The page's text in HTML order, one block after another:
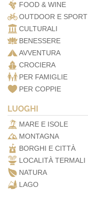
FOOD & WINE
OUTDOOR E SPORT
CULTURALI
BENESSERE
AVVENTURA
CROCIERA
PER FAMIGLIE
PER COPPIE
LUOGHI
MARE E ISOLE
MONTAGNA
BORGHI E CITTÀ
LOCALITÀ TERMALI
NATURA
LAGO